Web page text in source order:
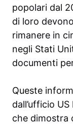
popolari dal
di loro
rimanere in
negli Stati
documenti
Queste
dall’ufficio
che dimostra